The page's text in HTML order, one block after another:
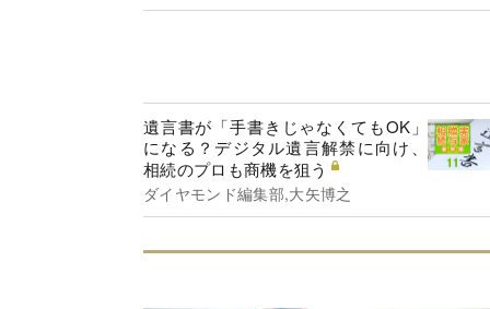
遺言書が「手書きじゃなくてもOK」
になる？デジタル遺言解禁に向け、
相続のプロも商機を狙う
ダイヤモンド編集部,大矢博之